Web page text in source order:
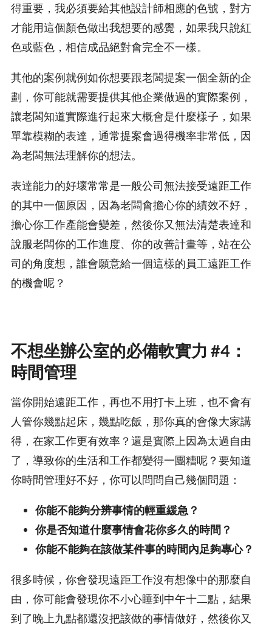
得重要，我必須要給其他設計師相應的色號，對方
才能用這個顏色做出我想要的感覺，如果我只說紅
色或藍色，相信成品絕對會完全不一樣。
其他的案例就例如你想要跟老闆提案一個全新的企
劃，你可能就需要提供其他企業做過的實際案例，
讓老闆知道實際進行起來大概會是什麼樣子，如果
單靠模糊的表達，通常提案會過得機率非常低，因
為老闆無法理解你的想法。
表達能力的好壞常常是一般公司無法接受遠距工作
的其中一個原因，因為老闆會擔心你的績效不好，
擔心你工作產能會變差，然後你又無法清楚表達和
說服老闆你的工作進度、你的改善計畫等，站在公
司的角度想，誰會願意給一個這樣的員工遠距工作
的機會呢？
不想坐辦公室的必備軟實力 #4：
時間管理
當你開始遠距工作，再也不用打卡上班，也不會有
人管你幾點起床，幾點吃飯，那你真的會像大家講
得，在家工作更有效率？還是實際上因為太過自由
了，導致你的生活和工作都變得一團糟呢？要知道
你時間管理好不好，你可以問問自己幾個問題：
你能不能夠分辨事情的輕重緩急？
你是否知道什麼事情會花你多久的時間？
你能不能夠在該做某件事的時間內足夠專心？
很多時候，你會發現遠距工作沒有想像中的那麼自
由，你可能會發現你不小心睡到中午十二點，結果
到了晚上九點都還沒把該做的事情做好，然後你又